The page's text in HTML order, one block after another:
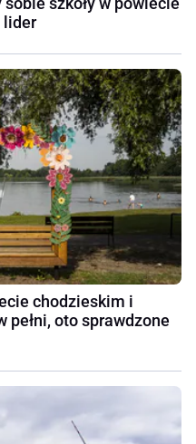
lider
chodzieskim i
pełni, oto sprawdzone